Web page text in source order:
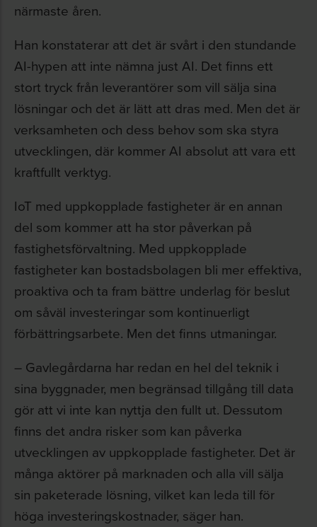
närmaste åren.
Han konstaterar att det är svårt i den stundande
AI-hypen att inte nämna just AI. Det finns ett
stort tryck från leverantörer som vill sälja sina
lösningar och det är lätt att dras med. Men det är
verksamheten och dess behov som ska styra
utvecklingen, där kommer AI absolut att vara ett
kraftfullt verktyg.
IoT med uppkopplade fastigheter är en annan
del som kommer att ha stor påverkan på
fastighetsförvaltning. Med uppkopplade
fastigheter kan bostadsbolagen bli mer effektiva,
proaktiva och ta fram bättre underlag för beslut
om såväl investeringar som kontinuerligt
förbättringsarbete. Men det finns utmaningar.
– Gavlegårdarna har redan en hel del teknik i
sina byggnader, men begränsad tillgång till data
gör att vi inte kan nyttja den fullt ut. Dessutom
finns det andra risker som kan påverka
utvecklingen av uppkopplade fastigheter. Det är
många aktörer på marknaden och alla vill sälja
sin paketerade lösning, vilket kan leda till för
höga investeringskostnader, säger han.